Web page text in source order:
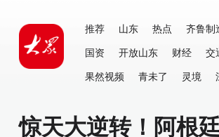
推荐 山东 热点 齐鲁制
国资
开放山东 财经 交
果然视频
青未了 灵境
惊天大逆转！阿根